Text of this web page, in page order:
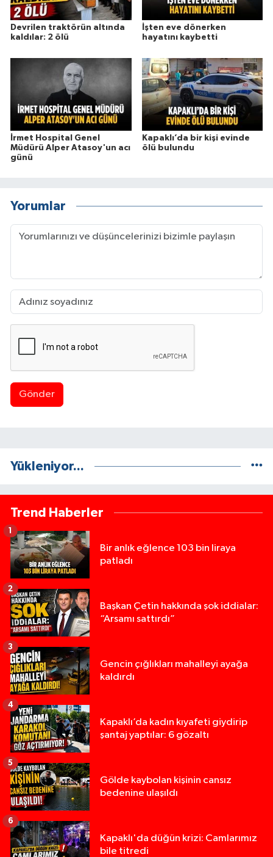
Devrilen traktörün altında
kaldılar: 2 ölü
İşten eve dönerken
hayatını kaybetti
İrmet Hospital Genel
Müdürü Alper Atasoy'un acı
günü
Kapaklı’da bir kişi evinde
ölü bulundu
Yorumlar
Gönder
Yükleniyor...
Trend Haberler
Bir anlık eğlence 103 bin liraya
patladı
1
Başkan Çetin hakkında şok iddialar:
“Arsamı sattırdı”
2
Gencin çığlıkları mahalleyi ayağa
kaldırdı
3
Kapaklı’da kadın kıyafeti giydirip
şantaj yaptılar: 6 gözaltı
4
Gölde kaybolan kişinin cansız
bedenine ulaşıldı
5
Kapaklı'da düğün krizi: Camlarımız
bile titredi
6